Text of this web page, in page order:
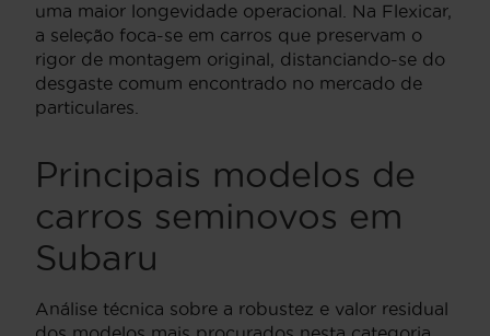
uma maior longevidade operacional. Na Flexicar,
a seleção foca-se em carros que preservam o
rigor de montagem original, distanciando-se do
desgaste comum encontrado no mercado de
particulares.
Principais modelos de
carros seminovos em
Subaru
Análise técnica sobre a robustez e valor residual